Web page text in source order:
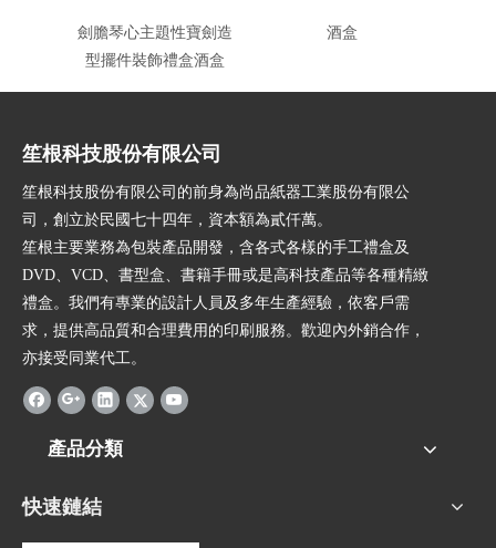
劍膽琴心主題性寶劍造
型擺件裝飾禮盒酒盒
酒盒
笙根科技股份有限公司
笙根科技股份有限公司的前身為尚品紙器工業股份有限公
司，創立於民國七十四年，資本額為貳仟萬。
笙根主要業務為包裝產品開發，含各式各樣的手工禮盒及
DVD、VCD、書型盒、書籍手冊或是高科技產品等各種精緻
禮盒。我們有專業的設計人員及多年生產經驗，依客戶需
求，提供高品質和合理費用的印刷服務。歡迎內外銷合作，
亦接受同業代工。
產品分類
快速鏈結